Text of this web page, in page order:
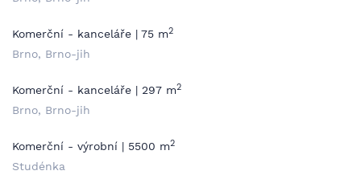
Komerční - kanceláře | 75 m2
Brno, Brno-jih
Komerční - kanceláře | 297 m2
Brno, Brno-jih
Komerční - výrobní | 5500 m2
Studénka